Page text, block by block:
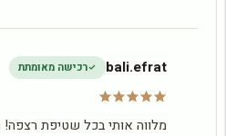
bali.efrat רכישה מאומתת
מלווה אותי בכל שטיפת רצפה!